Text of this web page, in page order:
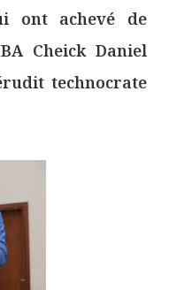
ont achevé de
Cheick Daniel
technocrate